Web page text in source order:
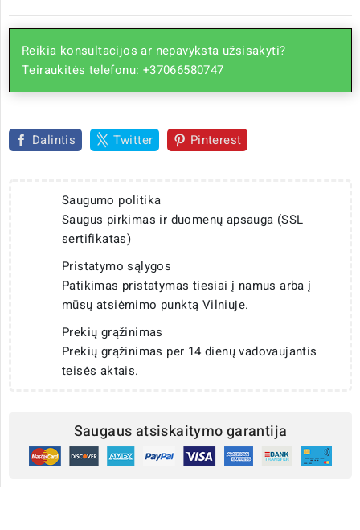
Reikia konsultacijos ar nepavyksta užsisakyti?
Teiraukitės telefonu: +37066580747
Dalintis Twitter Pinterest
Saugumo politika
Saugus pirkimas ir duomenų apsauga (SSL
sertifikatas)
Pristatymo sąlygos
Patikimas pristatymas tiesiai į namus arba į
mūsų atsiėmimo punktą Vilniuje.
Prekių grąžinimas
Prekių grąžinimas per 14 dienų vadovaujantis
teisės aktais.
Saugaus atsiskaitymo garantija